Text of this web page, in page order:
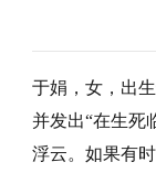
于娟，女，出
并发出“在生死
浮云。如果有